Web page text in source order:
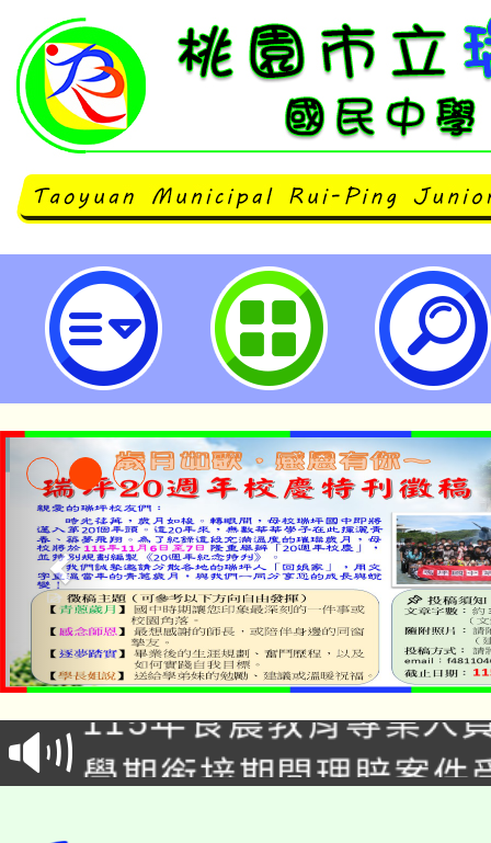
主旨：有關桃園市童軍會辦理桃園
野全市童軍大露營，請鼓勵所屬踴
查照。-桃園市立瑞坪國民中學
淨零綠生活教案入校路
會
115年食農教育專業人
程
學期銜接期間理賠案件